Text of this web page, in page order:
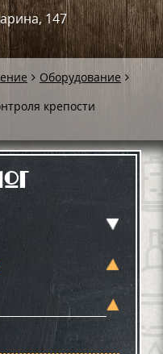
147
Оборудование
крепости